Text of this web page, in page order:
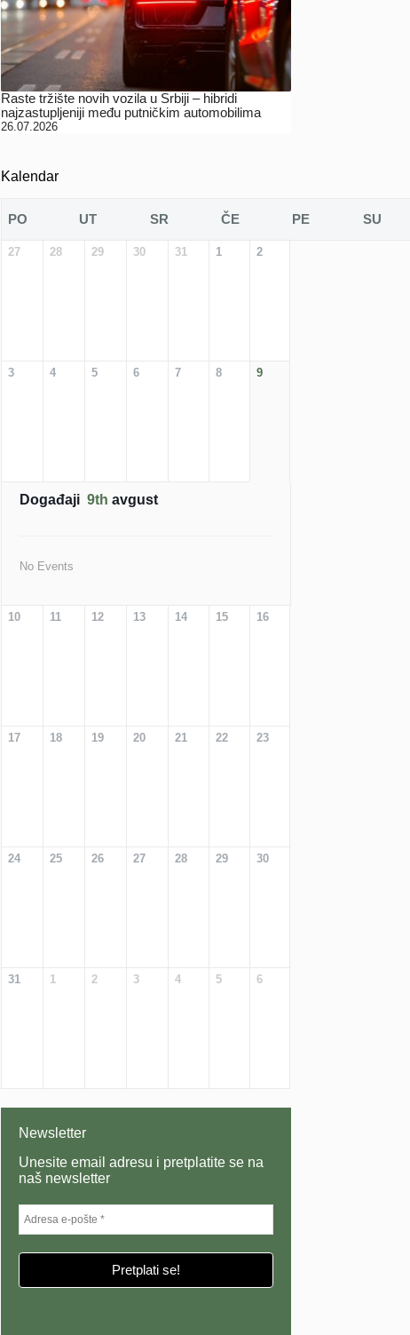
Raste tržište novih vozila u Srbiji – hibridi
najzastupljeniji među putničkim automobilima
26.07.2026
Kalendar
PO UT SR ČE PE SU
27 28 29 30 31 1 2
3 4 5 6 7 8 9
Događaji 9th avgust
No Events
10 11 12 13 14 15 16
17 18 19 20 21 22 23
24 25 26 27 28 29 30
31 1 2 3 4 5 6
Newsletter
Unesite email adresu i pretplatite se na
naš newsletter